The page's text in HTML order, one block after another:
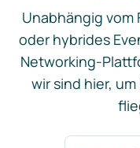
Unabhängig vom
oder hybrides
Networking-
wir sind hier,